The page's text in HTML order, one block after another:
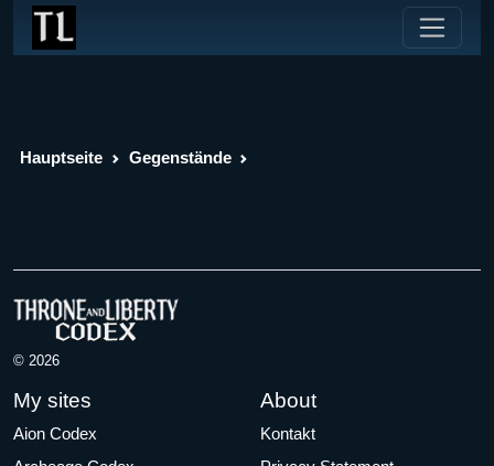
Hauptseite Gegenstände
© 2026
My sites
Aion Codex
About
Kontakt